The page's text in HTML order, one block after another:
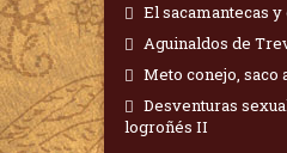
El sacamantecas
Aguinaldos de
Meto conejo, saco
Desventuras
logroñés II